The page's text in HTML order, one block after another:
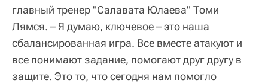
главный тренер "Салавата Юлаева" Томи
Лямся. – Я думаю, ключевое – это наша
сбалансированная игра. Все вместе атакуют и
все понимают задание, помогают друг другу в
защите. Это то, что сегодня нам помогло